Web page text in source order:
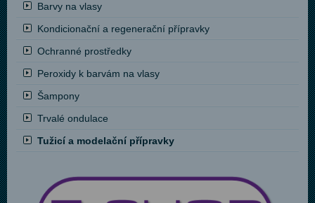
Barvy na vlasy
Kondicionační a regenerační přípravky
Ochranné prostředky
Peroxidy k barvám na vlasy
Šampony
Trvalé ondulace
Tužicí a modelační přípravky